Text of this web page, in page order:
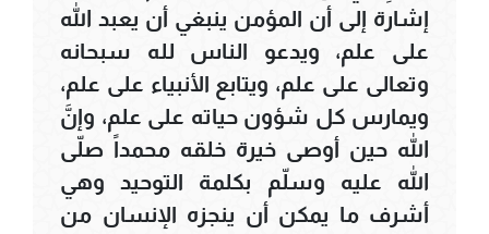
إشارة إلى أن المؤمن ينبغي أن يعبد الله
على علم، ويدعو الناس لله سبحانه
وتعالى على علم، ويتابع الأنبياء على علم،
ويمارس كل شؤون حياته على علم، وإنَّ
الله حين أوصى خيرة خلقه محمداً صلّى
الله عليه وسلّم بكلمة التوحيد وهي
أشرف ما يمكن أن ينجزه الإنسان من